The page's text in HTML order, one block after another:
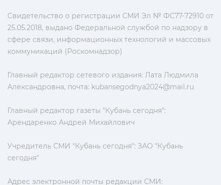
Свидетельство о регистрации СМИ Эл № ФС77-72910 от
25.05.2018, выдано Федеральной службой по надзору в
сфере связи, информационных технологий и массовых
коммуникаций (Роскомнадзор)
Главный редактор сетевого издания: Лата Людмила
Александровна, почта: kubansegodnya2024@mail.ru
Главный редактор газеты "Кубань сегодня":
Арендаренко Андрей Михайлович
Учредитель СМИ "Кубань сегодня": ЗАО "Кубань
сегодня"
Адрес электронной почты редакции СМИ: